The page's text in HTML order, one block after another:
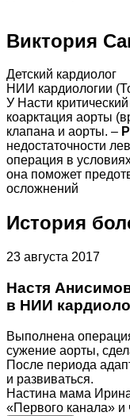
Виктория
Детский кардиолог
НИИ кардиологии
У Насти
коарктация аорты
клапана и аорты. –
недостаточности
операция в
она поможет
осложнений
История
23 августа 2017
Настя
в НИИ
Выполнена
сужение аорты,
После периода
и развиваться.
Настина мама
«Первого канала» и